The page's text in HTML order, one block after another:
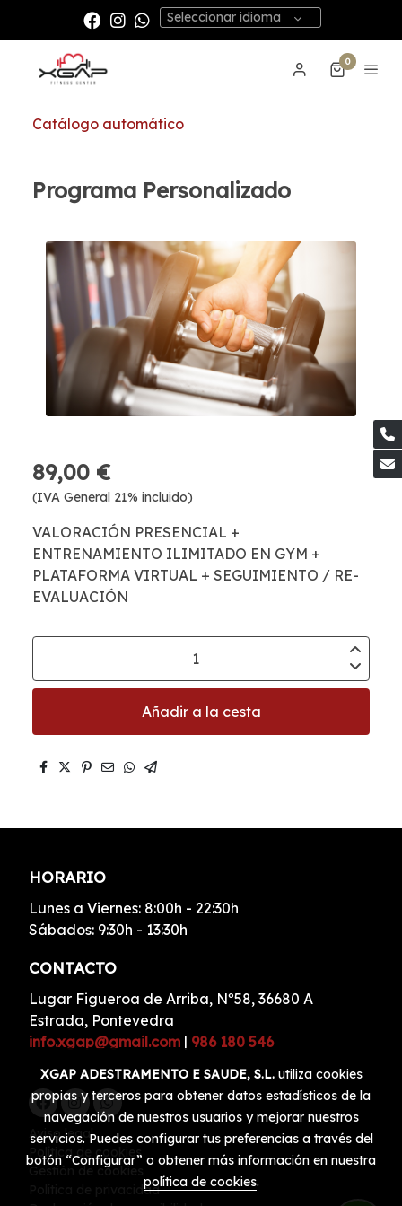
Seleccionar idioma
0
Catálogo automático
Programa Personalizado
89,00 €
(IVA General 21% incluido)
VALORACIÓN PRESENCIAL +
ENTRENAMIENTO ILIMITADO EN GYM +
PLATAFORMA VIRTUAL + SEGUIMIENTO / RE-
EVALUACIÓN
Añadir a la cesta
HORARIO
Lunes a Viernes: 8:00h - 22:30h
Sábados: 9:30h - 13:30h
CONTACTO
Lugar Figueroa de Arriba, Nº58, 36680 A
Estrada, Pontevedra
info.xgap@gmail.com | 986 180 546
Aviso legal
Política de cookies
Gestión de cookies
Política de privacidad
XGAP ADESTRAMENTO E SAUDE, S.L.utiliza cookies
propias y terceros para obtener datos estadísticos de la
navegación de nuestros usuarios y mejorar nuestros
servicios. Puedes configurar tus preferencias a través del
botón “Configurar” o obtener más información en nuestra
política de cookies.